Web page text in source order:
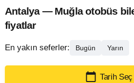
Antalya — Muğla otobüs
fiyatlar
En yakın seferler: Bugün Yarın
Tarih Seç